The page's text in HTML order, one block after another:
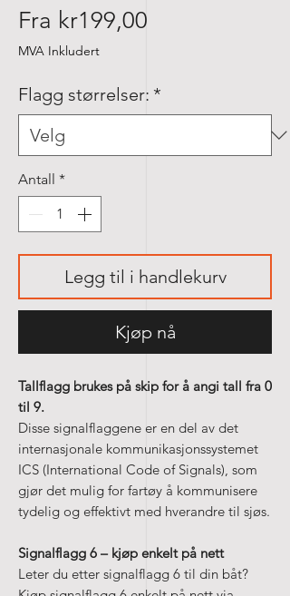
Fra kr199,00
MVA Inkludert
Flagg størrelser: *
Antall *
Legg til i handlekurv
Kjøp nå
Tallflagg brukes på skip for å angi tall fra 0
til 9.
Disse signalflaggene er en del av det
internasjonale kommunikasjonssystemet
ICS (International Code of Signals), som
gjør det mulig for fartøy å kommunisere
tydelig og effektivt med hverandre til sjøs.
Signalflagg 6 – kjøp enkelt på nett
Leter du etter signalflagg 6 til din båt?